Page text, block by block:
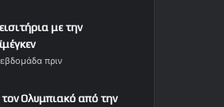
με την
πριν
Ολυμπιακό από την